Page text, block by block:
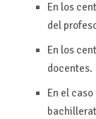
En los
del
En los
docentes.
En el